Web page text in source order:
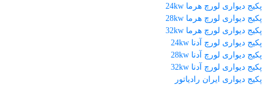
پکیج دیواری لورچ هرما 24kw
پکیج دیواری لورچ هرما 28kw
پکیج دیواری لورچ هرما 32kw
پکیج دیواری لورچ آدنا 24kw
پکیج دیواری لورچ آدنا 28kw
پکیج دیواری لورچ آدنا 32kw
پکیج دیواری ایران رادیاتور